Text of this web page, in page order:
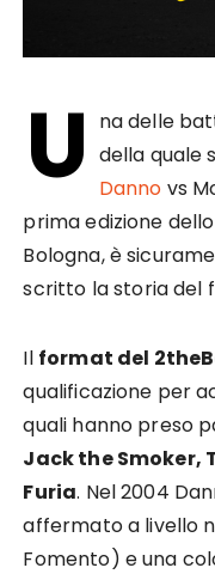
U
na delle
della quale
Danno vs
prima edizione
Bologna, è
scritto la storia del
Il format del
qualificazione per
quali hanno preso
Jack the Smoker,
Furia. Nel 2004
affermato a livello
Fomento) e una